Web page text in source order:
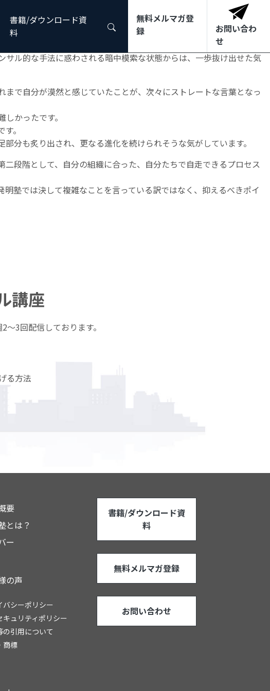
書籍/ダウンロード資
料
無料メルマガ登
録
お問い合わ
せ
落ちするようになりましたし、そのアプローチも分かりかけた気がし
ル的な手法に惑わされる暗中模索な状態からは、一歩抜け出せた気
で自分が漠然と感じていたことが、次々にストレートな言葉となっ
かったです。
。
分も炙り出され、更なる進化を続けられそうな気がしています。
段階として、自分の組織に合った、自分たちで自走できるプロセス
塾では決して複雑なことを言っている訳ではなく、抑えるべきポイ
講座
3回配信しております。
る方法
要
とは？
ー
の声
バシーポリシー
キュリティポリシー
の引用について
商標
書籍/ダウンロード資
料
無料メルマガ登録
お問い合わせ